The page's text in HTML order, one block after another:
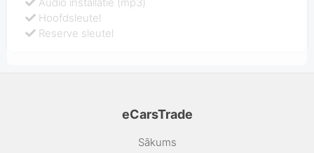
Hoofdsleutel
Reserve sleutel
eCarsTrade
Sākums